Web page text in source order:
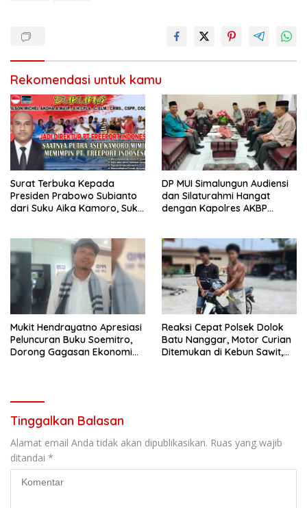
Rekomendasi untuk kamu
Surat Terbuka Kepada
Presiden Prabowo Subianto
dari Suku Aika Kamoro, Suku
DP MUI Simalungun Audiensi
dan Silaturahmi Hangat
dengan Kapolres AKBP
Mukit Hendrayatno Apresiasi
Peluncuran Buku Soemitro,
Dorong Gagasan Ekonomi
Reaksi Cepat Polsek Dolok
Batu Nanggar, Motor Curian
Ditemukan di Kebun Sawit,
Tinggalkan Balasan
Alamat email Anda tidak akan dipublikasikan. Ruas yang wajib
ditandai *